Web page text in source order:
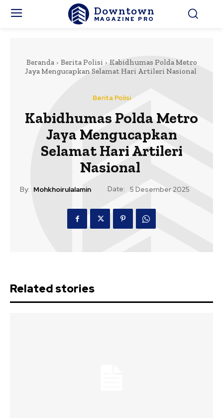
Downtown
MAGAZINE PRO
Beranda Berita Polisi
Kabidhumas Polda Metro
Jaya Mengucapkan Selamat Hari Artileri Nasional
Berita Polisi
Kabidhumas Polda Metro
Jaya Mengucapkan
Selamat Hari Artileri
Nasional
By: Mohkhoirulalamin Date: 5 Desember 2025
Related stories